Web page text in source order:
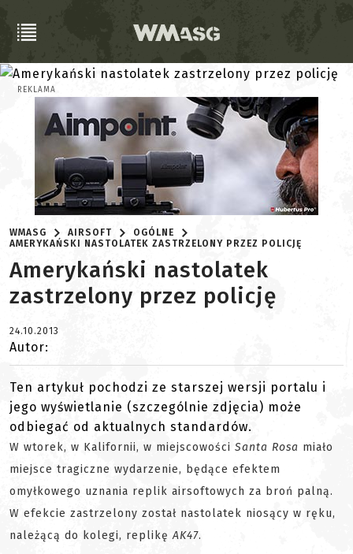
REKLAMA
WMASG AIRSOFT
OGÓLNE
AMERYKAŃSKI NASTOLATEK ZASTRZELONY PRZEZ POLICJĘ
Amerykański nastolatek
zastrzelony przez policję
24.10.2013
Autor:
Ten artykuł pochodzi ze starszej wersji portalu i
jego wyświetlanie (szczególnie zdjęcia) może
odbiegać od aktualnych standardów.
W wtorek, w Kalifornii, w miejscowości Santa Rosa miało
miejsce tragiczne wydarzenie, będące efektem
omyłkowego uznania replik airsoftowych za broń palną.
W efekcie zastrzelony został nastolatek niosący w ręku,
należącą do kolegi, replikęAK47.